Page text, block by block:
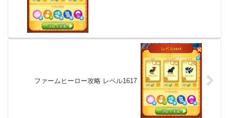
ファームヒーロー攻略 レベル1617